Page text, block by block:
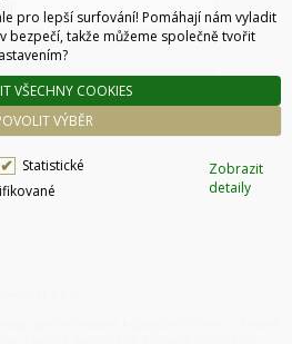
ODESLAT
pro lepší surfování! Pomáhají nám vyladit
bezpečí, takže můžeme společně tvořit
POVOLIT VÝBĚR
VŠECHNY COOKIES
Statistické
Zobrazit
detaily